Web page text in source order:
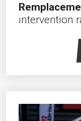
intervention